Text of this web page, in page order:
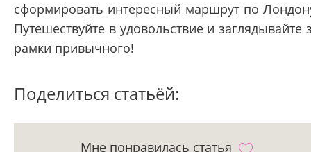
сформировать интересный маршрут по
Путешествуйте в удовольствие и заглядывайте
рамки привычного!
Поделиться статьёй:
Мне понравилась статья